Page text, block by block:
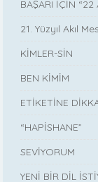
BAŞARI İÇİN “22
21. Yüzyıl Akıl
KİMLER-SİN
BEN KİMİM
ETİKETİNE
“HAPİSHANE”
SEVİYORUM
YENİ BİR DİL